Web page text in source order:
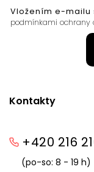
Kontakty
+420 216
(po-so: 8 - 19 h)
Vložením e-mailu
podmínkami ochrany